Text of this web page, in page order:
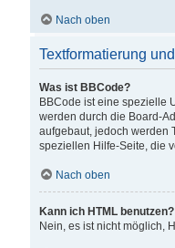
Nach oben
Textformatierung
Was ist BBCode?
BBCode ist eine spezielle
werden durch die Board-
aufgebaut, jedoch werden
speziellen Hilfe-Seite, die
Nach oben
Kann ich HTML benutzen?
Nein, es ist nicht möglich,